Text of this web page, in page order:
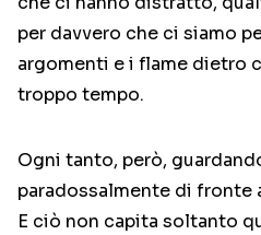
per davvero che ci siamo
argomenti e i flame dietro
troppo tempo.
Ogni tanto, però,
paradossalmente di fronte
E ciò non capita soltanto